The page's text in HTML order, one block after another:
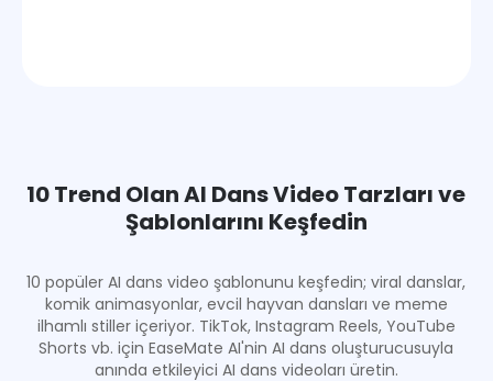
10 Trend Olan AI Dans Video Tarzları ve
Şablonlarını Keşfedin
10 popüler AI dans video şablonunu keşfedin; viral danslar,
komik animasyonlar, evcil hayvan dansları ve meme
ilhamlı stiller içeriyor. TikTok, Instagram Reels, YouTube
Shorts vb. için EaseMate AI'nin AI dans oluşturucusuyla
anında etkileyici AI dans videoları üretin.